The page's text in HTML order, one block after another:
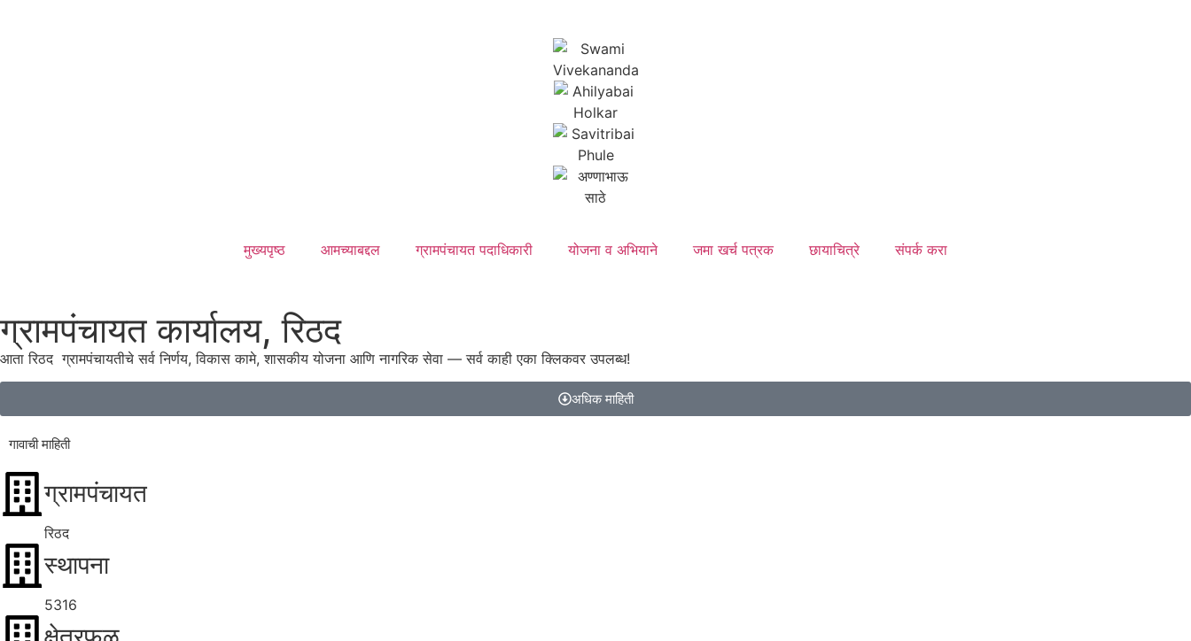
मुख्यपृष्ठ आमच्याबद्दल ग्रामपंचायत पदाधिकारी योजना व अभियाने जमा खर्च पत्रक छायाचित्रे संपर्क करा
ग्रामपंचायत कार्यालय, रिठद
आता रिठद ग्रामपंचायतीचे सर्व निर्णय, विकास कामे, शासकीय योजना आणि नागरिक सेवा — सर्व काही एका क्लिकवर उपलब्ध!
अधिक माहिती
गावाची माहिती
ग्रामपंचायत
रिठद
स्थापना
5316